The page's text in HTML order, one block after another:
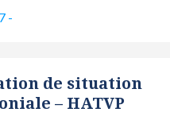
-
de situation
– HATVP